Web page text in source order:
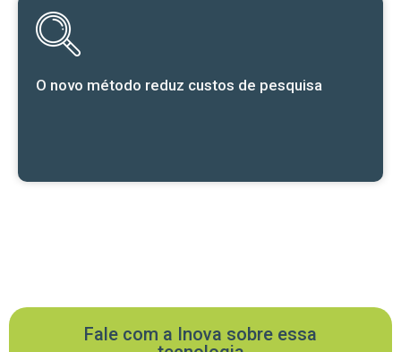
O novo método reduz custos de pesquisa
Fale com a Inova sobre essa